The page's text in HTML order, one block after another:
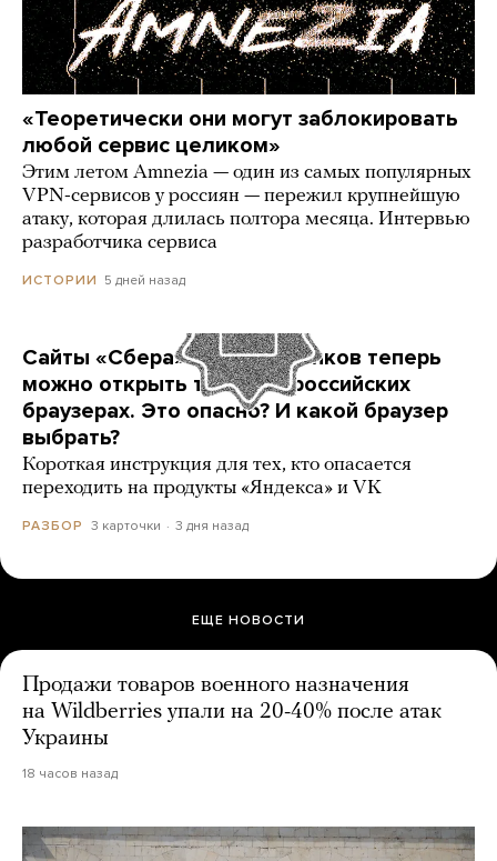
«Теоретически они могут заблокировать
любой сервис целиком»
Этим летом Amnezia — один из самых популярных
VPN-сервисов у россиян — пережил крупнейшую
атаку, которая длилась полтора месяца. Интервью
разработчика сервиса
ИСТОРИИ 5 дней назад
Сайты «Сбера» и других банков теперь
можно открыть только в российских
браузерах. Это опасно? И какой браузер
выбрать?
Короткая инструкция для тех, кто опасается
переходить на продукты «Яндекса» и VK
РАЗБОР 3 карточки 3 дня назад
ЕЩЕ НОВОСТИ
Продажи товаров военного назначения
на Wildberries упали на 20-40% после атак
Украины
18 часов назад